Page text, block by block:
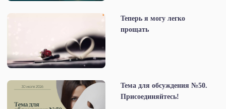
Теперь я могу легко
прощать
Тема для обсуждения №50.
Присоединяйтесь!